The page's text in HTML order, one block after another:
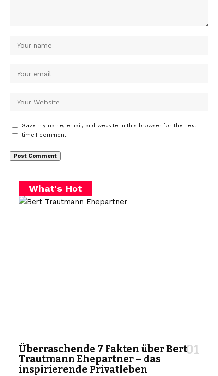
Save my name, email, and website in this browser for the next
time I comment.
What's Hot
Überraschende 7 Fakten über Bert
Trautmann Ehepartner – das
inspirierende Privatleben